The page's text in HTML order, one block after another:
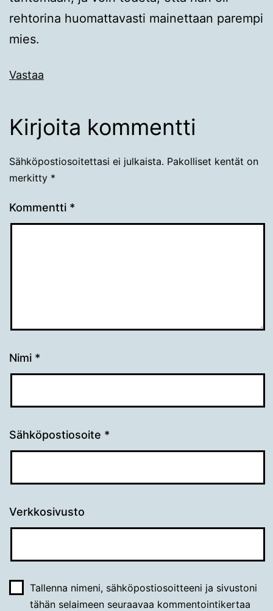
rehtorina huomattavasti mainettaan parempi
mies.
Vastaa
Kirjoita kommentti
Sähköpostiosoitettasi ei julkaista. Pakolliset kentät on
merkitty *
Kommentti *
Nimi *
Sähköpostiosoite *
Verkkosivusto
Tallenna nimeni, sähköpostiosoitteeni ja sivustoni
tähän selaimeen seuraavaa kommentointikertaa